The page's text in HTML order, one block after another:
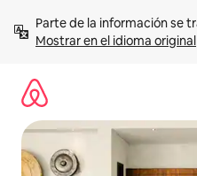
contenidoMostrar en el idioma original